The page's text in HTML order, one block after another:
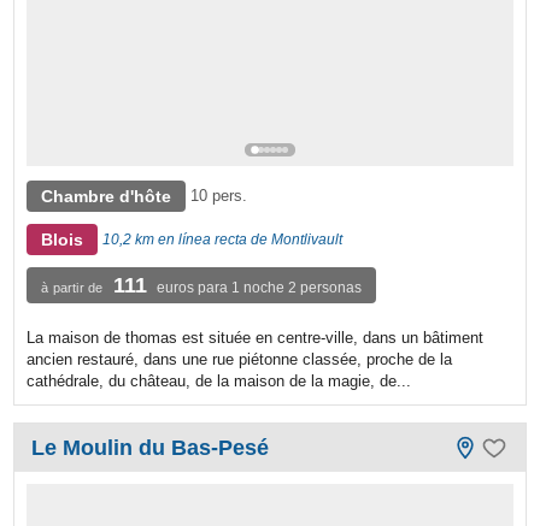
Chambre d'hôte 10 pers.
Blois 10,2 km en línea recta de Montlivault
à partir de 111 euros para 1 noche 2 personas
La maison de thomas est située en centre-ville, dans un bâtiment
ancien restauré, dans une rue piétonne classée, proche de la
cathédrale, du château, de la maison de la magie, de...
Le Moulin du Bas-Pesé